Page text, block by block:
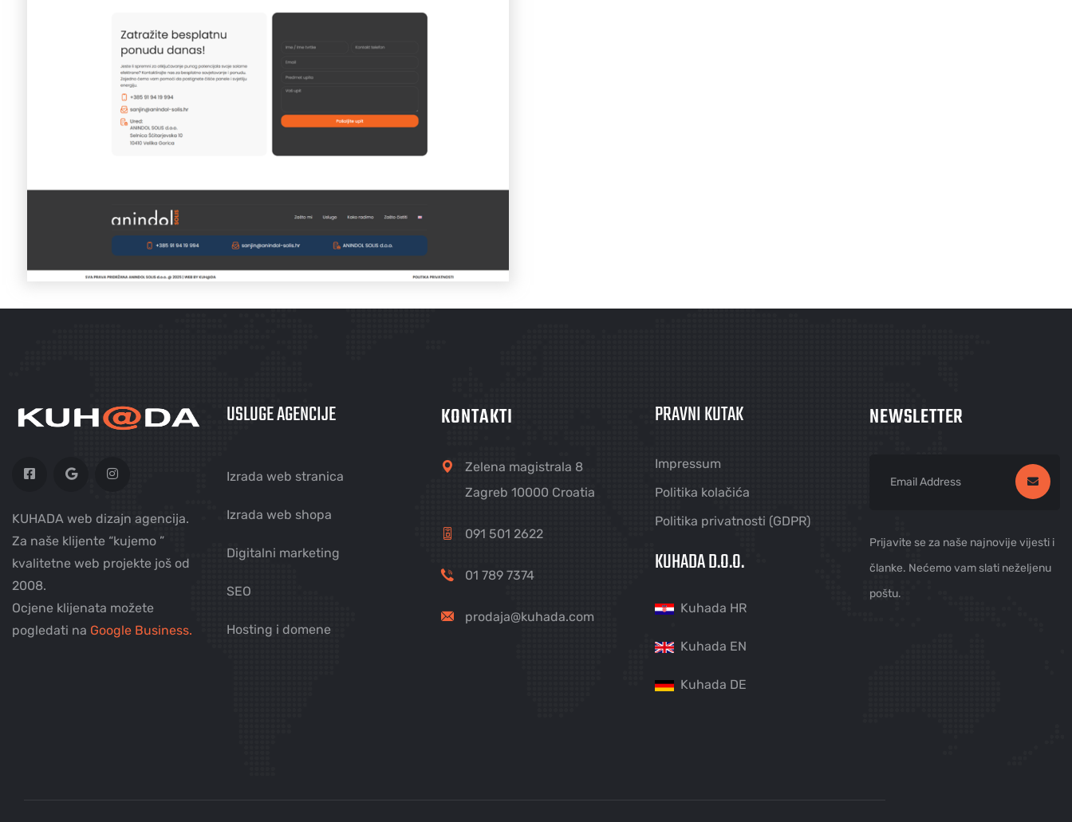
KUHADA web dizajn agencija.
Za naše klijente “kujemo ”
kvalitetne web projekte još od
2008.
Ocjene klijenata možete
pogledati na Google Business.
USLUGE AGENCIJE
Izrada web stranica
Izrada web shopa
Digitalni marketing
SEO
Hosting i domene
KONTAKTI
Zelena magistrala 8
Zagreb 10000 Croatia
091 501 2622
01 789 7374
prodaja@kuhada.com
PRAVNI KUTAK
Impressum
Politika kolačića
Politika privatnosti (GDPR)
KUHADA D.O.O.
Kuhada HR
Kuhada EN
Kuhada DE
NEWSLETTER
Prijavite se za naše najnovije vijesti i
članke. Nećemo vam slati neželjenu
poštu.